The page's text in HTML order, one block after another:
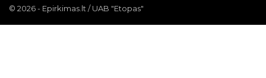
© 2026 - Epirkimas.lt / UAB "Etopas"